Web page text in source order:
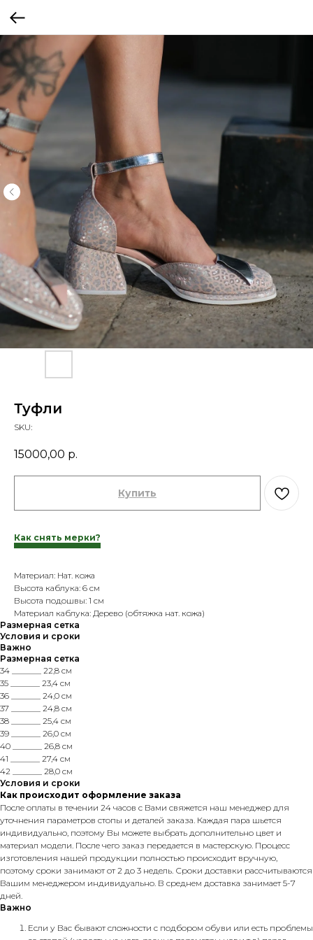
Туфли
SKU:
15000,00 р.
Купить
Как снять мерки?
Материал: Нат. кожа
Высота каблука: 6 см
Высота подошвы: 1 см
Материал каблука: Дерево (обтяжка нат. кожа)
Размерная сетка
Условия и сроки
Важно
Размерная сетка
34 _______ 22,8 см
35 _______ 23,4 см
36 _______ 24,0 см
37 _______ 24,8 см
38 _______ 25,4 см
39 _______ 26,0 см
40 _______ 26,8 см
41 _______ 27,4 см
42 _______ 28,0 см
Условия и сроки
Как происходит оформление заказа
После оплаты в течении 24 часов с Вами свяжется наш менеджер для
уточнения параметров стопы и деталей заказа. Каждая пара шьется
индивидуально, поэтому Вы можете выбрать дополнительно цвет и
материал модели. После чего заказ передается в мастерскую. Процесс
изготовления нашей продукции полностью происходит вручную,
поэтому сроки занимают от 2 до 3 недель. Сроки доставки рассчитываются
Вашим менеджером индивидуально. В среднем доставка занимает 5-7
дней.
Важно
Если у Вас бывают сложности с подбором обуви или есть проблемы